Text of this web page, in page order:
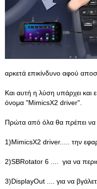
αρκετά επικίνδυνο αφού
Και αυτή η λύση υπάρχει και
όνομα "MimicsX2 driver".
Πρώτα από όλα θα πρέπει να
1)MimicsX2 driver..... την
2)SBRotator 6 .... για να
3)DisplayOut .... για να